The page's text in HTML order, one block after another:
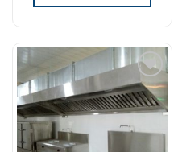
Add to
Wishlist